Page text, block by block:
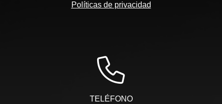
Políticas de privacidad
TELÉFONO